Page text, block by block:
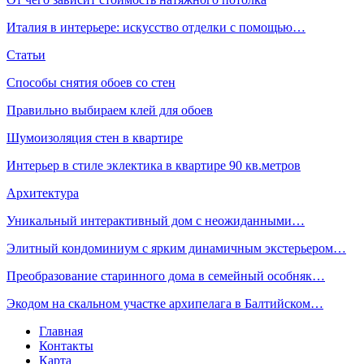
Италия в интерьере: искусство отделки с помощью…
Статьи
Способы снятия обоев со стен
Правильно выбираем клей для обоев
Шумоизоляция стен в квартире
Интерьер в стиле эклектика в квартире 90 кв.метров
Архитектура
Уникальный интерактивный дом с неожиданными…
Элитный кондоминиум с ярким динамичным экстерьером…
Преобразование старинного дома в семейный особняк…
Экодом на скальном участке архипелага в Балтийском…
Главная
Контакты
Карта